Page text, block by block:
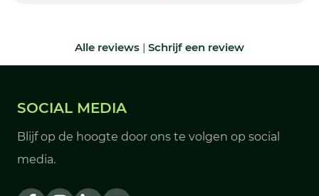
Alle reviews | Schrijf een review
SOCIAL MEDIA
Blijf op de hoogte door ons te volgen op social
media.